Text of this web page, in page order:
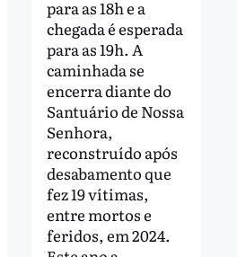
para as 18h e a
chegada é esperada
para as 19h. A
caminhada se
encerra diante do
Santuário de Nossa
Senhora,
reconstruído após
desabamento que
fez 19 vítimas,
entre mortos e
feridos, em 2024.